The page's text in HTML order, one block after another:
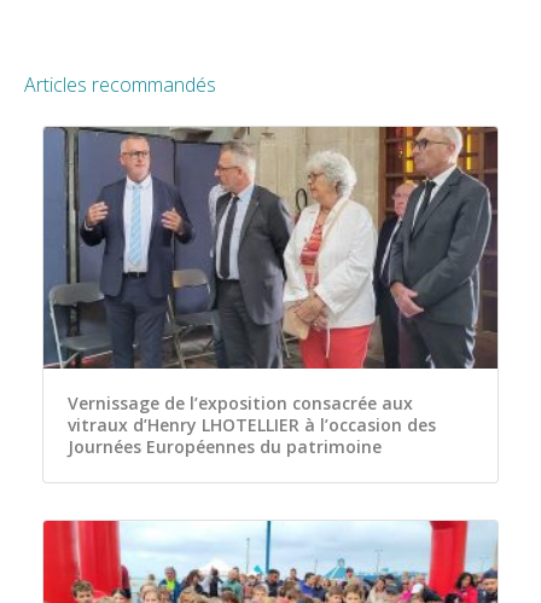
Articles recommandés
Vernissage de l’exposition consacrée aux
vitraux d’Henry LHOTELLIER à l’occasion des
Journées Européennes du patrimoine